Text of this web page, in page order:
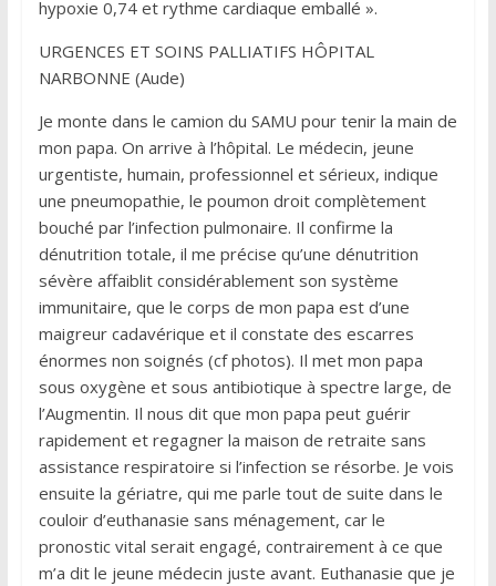
hypoxie 0,74 et rythme cardiaque emballé ».
URGENCES ET SOINS PALLIATIFS HÔPITAL
NARBONNE (Aude)
Je monte dans le camion du SAMU pour tenir la main de
mon papa. On arrive à l’hôpital. Le médecin, jeune
urgentiste, humain, professionnel et sérieux, indique
une pneumopathie, le poumon droit complètement
bouché par l’infection pulmonaire. Il confirme la
dénutrition totale, il me précise qu’une dénutrition
sévère affaiblit considérablement son système
immunitaire, que le corps de mon papa est d’une
maigreur cadavérique et il constate des escarres
énormes non soignés (cf photos). Il met mon papa
sous oxygène et sous antibiotique à spectre large, de
l’Augmentin. Il nous dit que mon papa peut guérir
rapidement et regagner la maison de retraite sans
assistance respiratoire si l’infection se résorbe. Je vois
ensuite la gériatre, qui me parle tout de suite dans le
couloir d’euthanasie sans ménagement, car le
pronostic vital serait engagé, contrairement à ce que
m’a dit le jeune médecin juste avant. Euthanasie que je